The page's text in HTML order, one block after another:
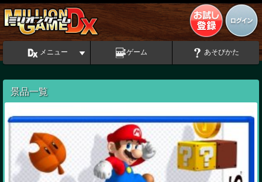
メニュー ゲーム あそびかた
景品一覧